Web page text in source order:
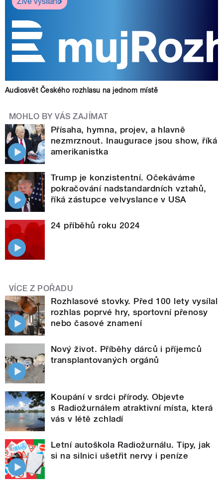
Audiosvět Českého rozhlasu na jednom místě
MOHLO BY VÁS ZAJÍMAT
Přísaha, hymna, projev, a hlavně
nezmrznout. Inaugurace jsou show, říká
amerikanistka
Trump je konzistentní. Očekáváme
pokračování nadstandardních vztahů,
říká zástupce velvyslance v USA
24 příběhů roku 2024
VÍCE Z POŘADU
Rozhlasové stovky. Před 100 lety vysílal
rozhlas poprvé hry, sportovní přenosy
nebo časové znamení
Nový život. Příběhy dárců i příjemců
transplantovaných orgánů
Koupání v srdci přírody. Objevte
s Radiožurnálem atraktivní místa, která
vás v létě zchladí
Letní autoškola Radiožurnálu. Tipy, jak
si na silnici ušetřit nervy i peníze